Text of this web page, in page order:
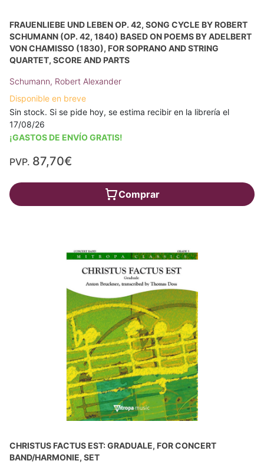
FRAUENLIEBE UND LEBEN OP. 42, SONG CYCLE BY ROBERT
SCHUMANN (OP. 42, 1840) BASED ON POEMS BY ADELBERT
VON CHAMISSO (1830), FOR SOPRANO AND STRING
QUARTET, SCORE AND PARTS
Schumann, Robert Alexander
Disponible en breve
Sin stock. Si se pide hoy, se estima recibir en la librería el
17/08/26
¡GASTOS DE ENVÍO GRATIS!
PVP. 87,70€
Comprar
CHRISTUS FACTUS EST: GRADUALE, FOR CONCERT
BAND/HARMONIE, SET